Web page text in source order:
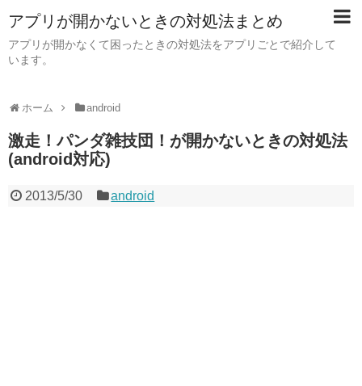
アプリが開かないときの対処法まとめ
アプリが開かなくて困ったときの対処法をアプリごとで紹介して
います。
ホーム android
激走！パンダ雑技団！が開かないときの対処法
(android対応)
2013/5/30 android